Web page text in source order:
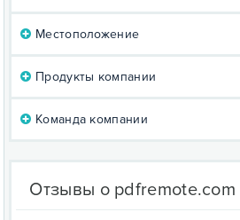
Местоположение
Продукты компании
Команда компании
Отзывы о pdfremote.com